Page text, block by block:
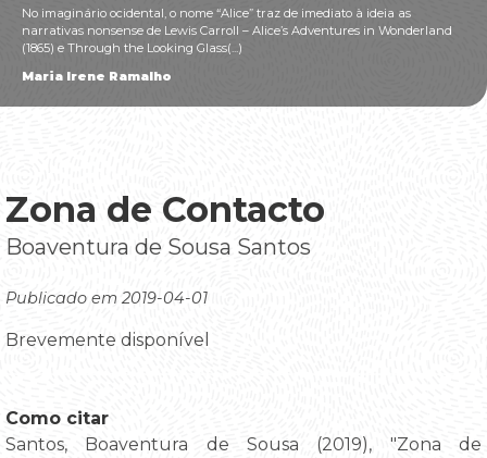
No imaginário ocidental, o nome “Alice” traz de imediato à ideia as
narrativas nonsense de Lewis Carroll – Alice’s Adventures in Wonderland
(1865) e Through the Looking Glass(...)
Maria Irene Ramalho
Zona de Contacto
Boaventura de Sousa Santos
Publicado em 2019-04-01
Brevemente disponível
Como citar
Santos, Boaventura de Sousa (2019), "Zona de